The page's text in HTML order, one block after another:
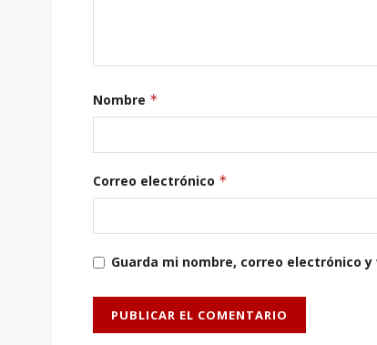
Nombre *
Correo electrónico *
Guarda mi nombre, correo electrónico